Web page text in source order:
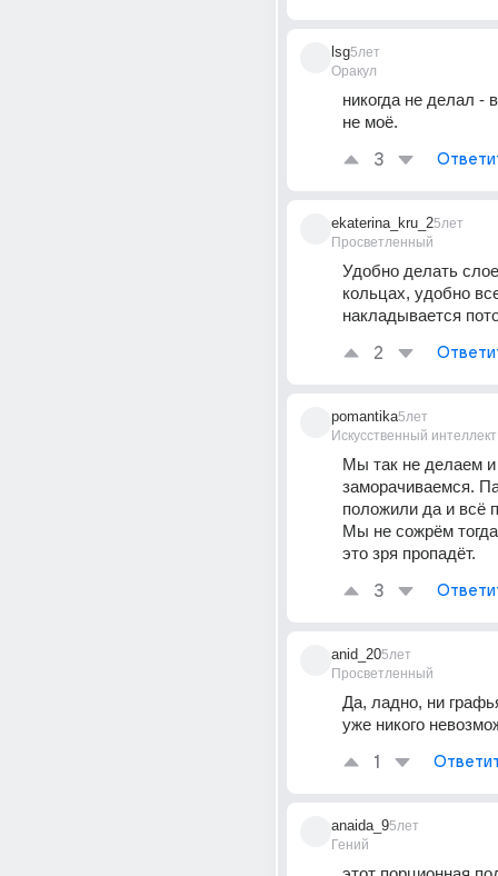
lsg
Оракул
5лет
никогда не делал -
не моё.
3
ekaterina_kru_2
Просветленный
5лет
Удобно делать
кольцах, удобно
накладывается
2
pomantika
Искусственный интеллект
5лет
Мы так не делаем и
заморачиваемся.
положили да и всё
Мы не сожрём
это зря пропадёт.
3
anid_20
Просветленный
5лет
Да, ладно, ни
уже никого
1
anaida_9
Гений
5лет